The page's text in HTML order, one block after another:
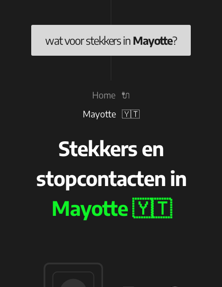
wat voor stekkers in Mayotte?
Home 🔌
Mayotte 🇾🇹
Stekkers en
stopcontacten in
Mayotte 🇾🇹